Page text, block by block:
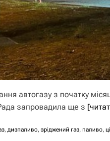
автогазу з початку
запровадила ще з
, дизпаливо, зріджений газ, паливо,